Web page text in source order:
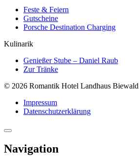
Feste & Feiern
Gutscheine
Porsche Destination Charging
Kulinarik
Genießer Stube – Daniel Raub
Zur Tränke
© 2026 Romantik Hotel Landhaus Biewald
Impressum
Datenschutzerklärung
Navigation